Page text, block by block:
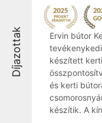
Díjazottak
Ervin bútor
készített
és kerti
készítik. A